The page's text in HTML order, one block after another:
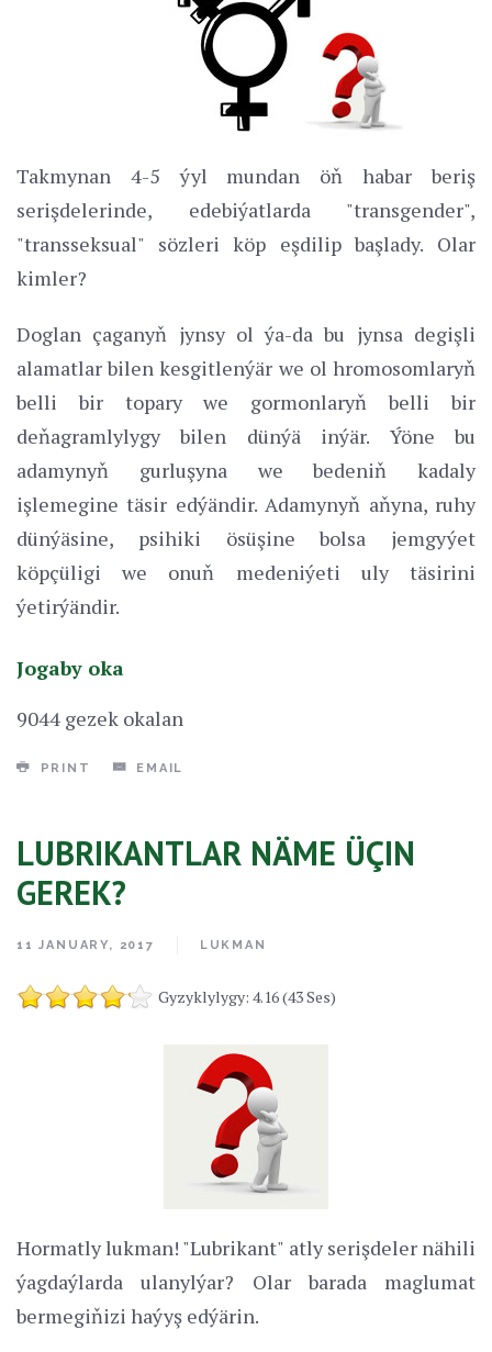
Takmynan 4-5 ýyl mundan öň habar beriş
serişdelerinde, edebiýatlarda "transgender",
"transseksual" sözleri köp eşdilip başlady. Olar
kimler?
Doglan çaganyň jynsy ol ýa-da bu jynsa degişli
alamatlar bilen kesgitlenýär we ol hromosomlaryň
belli bir topary we gormonlaryň belli bir
deňagramlylygy bilen dünýä inýär. Ýöne bu
adamynyň gurluşyna we bedeniň kadaly
işlemegine täsir edýändir. Adamynyň aňyna, ruhy
dünýäsine, psihiki ösüşine bolsa jemgyýet
köpçüligi we onuň medeniýeti uly täsirini
ýetirýändir.
Jogaby oka
9044 gezek okalan
PRINT EMAIL
LUBRIKANTLAR NÄME ÜÇIN
GEREK?
11 JANUARY, 2017 LUKMAN
Gyzyklylygy: 4.16 (43 Ses)
Hormatly lukman! "Lubrikant" atly serişdeler nähili
ýagdaýlarda ulanylýar? Olar barada maglumat
bermegiňizi haýyş edýärin.